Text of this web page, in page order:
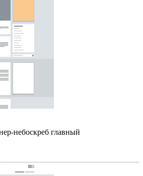
небоскреб главный